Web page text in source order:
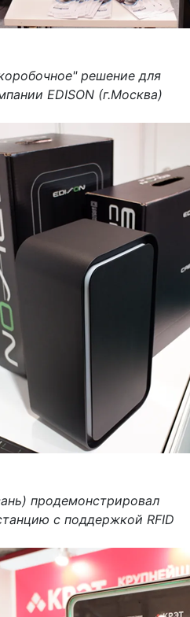
решение для
EDISON (г.Москва)
продемонстрировал
с поддержкой RFID